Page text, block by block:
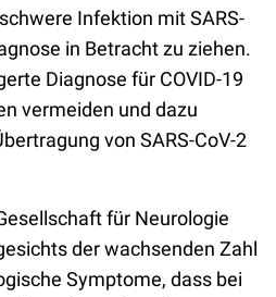
Infektion mit SARS-
in Betracht zu ziehen.
Diagnose für COVID-19
vermeiden und dazu
von SARS-CoV-2
für Neurologie
der wachsenden Zahl
Symptome, dass bei